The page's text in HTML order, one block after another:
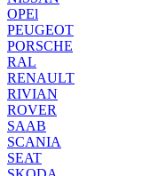
OPEl
PEUGEOT
PORSCHE
RAL
RENAULT
RIVIAN
ROVER
SAAB
SCANIA
SEAT